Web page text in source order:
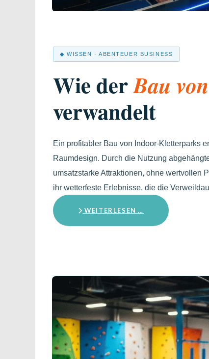
◆ WISSEN · ABENTEUER BUSINESS
Wie derBau
verwandelt
Ein profitabler Bau von Indoor-Kletterparks
Raumdesign. Durch die Nutzung
umsatzstarke Attraktionen, ohne wertvollen
ihr wetterfeste Erlebnisse, die die
WEITERLESEN …